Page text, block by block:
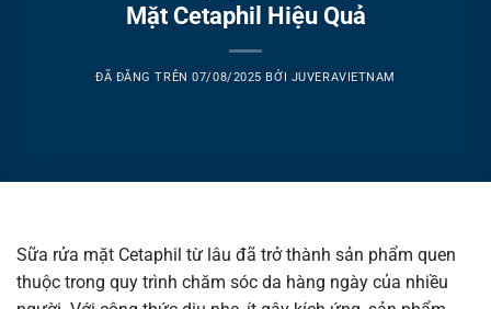
Mặt Cetaphil Hiệu Quả
ĐÃ ĐĂNG TRÊN07/08/2025 BỞI JUVERAVIETNAM
Sữa rửa mặt Cetaphil từ lâu đã trở thành sản phẩm quen
thuộc trong quy trình chăm sóc da hàng ngày của nhiều